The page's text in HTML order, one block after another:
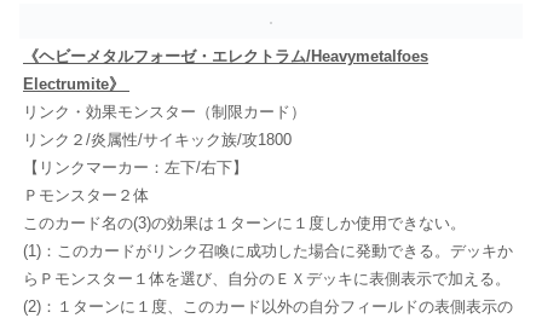
《ヘビーメタルフォーゼ・エレクトラム/Heavymetalfoes
Electrumite》
リンク・効果モンスター（制限カード）
リンク２/炎属性/サイキック族/攻1800
【リンクマーカー：左下/右下】
Ｐモンスター２体
このカード名の(3)の効果は１ターンに１度しか使用できない。
(1)：このカードがリンク召喚に成功した場合に発動できる。デッキか
らＰモンスター１体を選び、自分のＥＸデッキに表側表示で加える。
(2)：１ターンに１度、このカード以外の自分フィールドの表側表示の